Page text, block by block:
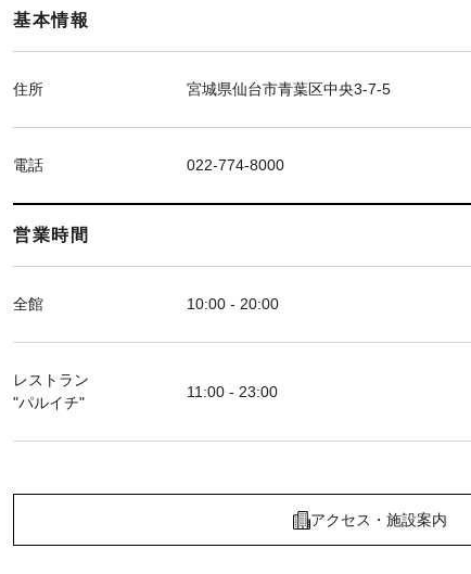
基本情報
住所 宮城県仙台市青葉区中央3-7-5
電話 022-774-8000
営業時間
全館 10:00 - 20:00
レストラン
"パルイチ"
11:00 - 23:00
アクセス・施設案内